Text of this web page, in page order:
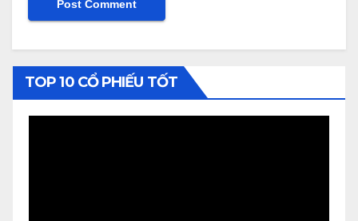
TOP 10 CỔ PHIẾU TỐT